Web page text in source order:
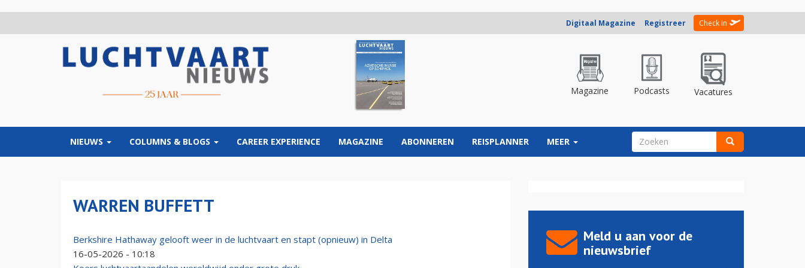
Digitaal Magazine Registreer Check in
Magazine Podcasts Vacatures
NIEUWS COLUMNS & BLOGS CAREER EXPERIENCE MAGAZINE ABONNEREN REISPLANNER MEER ZOEKVELD
WARREN BUFFETT
Berkshire Hathaway gelooft weer in de luchtvaart en stapt (opnieuw) in Delta
16-05-2026 - 10:18
Meld u aan voor de
nieuwsbrief